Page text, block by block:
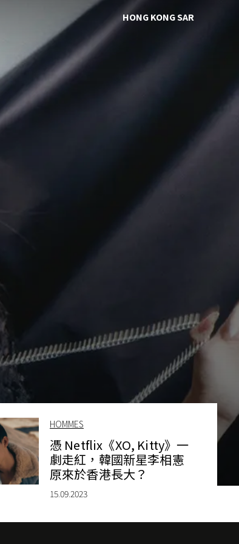
HONG KONG SAR
HOMMES
憑 Netflix《XO, Kitty》一
劇走紅，韓國新星李相憲
原來於香港長大？
15.09.2023